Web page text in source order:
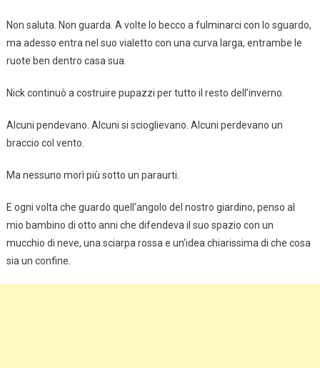
Non saluta. Non guarda. A volte lo becco a fulminarci con lo sguardo,
ma adesso entra nel suo vialetto con una curva larga, entrambe le
ruote ben dentro casa sua.
Nick continuò a costruire pupazzi per tutto il resto dell’inverno.
Alcuni pendevano. Alcuni si scioglievano. Alcuni perdevano un
braccio col vento.
Ma nessuno morì più sotto un paraurti.
E ogni volta che guardo quell’angolo del nostro giardino, penso al
mio bambino di otto anni che difendeva il suo spazio con un
mucchio di neve, una sciarpa rossa e un’idea chiarissima di che cosa
sia un confine.